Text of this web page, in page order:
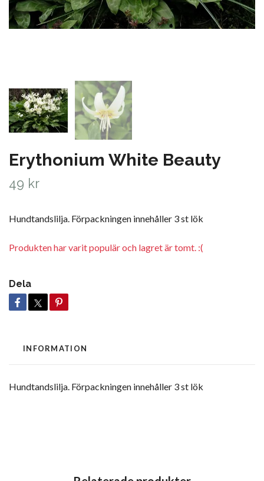
Erythonium White Beauty
49 kr
Hundtandslilja. Förpackningen innehåller 3 st lök
Produkten har varit populär och lagret är tomt. :(
Dela
INFORMATION
Hundtandslilja. Förpackningen innehåller 3 st lök